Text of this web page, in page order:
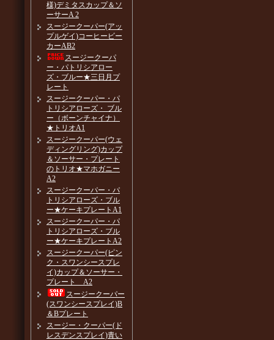
様)デミタスカップ＆ソ
ーサーA 2
スージークーパー(アッ
プルゲイ)コーヒービー
カーAB2
スージークーパ
ー・パトリシアロー
ズ・ブルー★三日月プ
レート
スージークーパー・パ
トリシアローズ・ ブル
ー（ボーンチャイナ）
★トリオA1
スージークーパー(ウェ
ディングリング)カップ
＆ソーサー・プレート
のトリオ★マホガニー
A2
スージークーパー・パ
トリシアローズ・ブル
ー★ケーキプレートA1
スージークーパー・パ
トリシアローズ・ブル
ー★ケーキプレートA2
スージークーパー(ピン
ク・スワンシースプレ
イ)カップ＆ソーサー・
プレート A2
スージークーパー
(スワンシースプレイ)B
＆Bプレート
スージー・クーパー(ド
レスデンスプレイ)青い